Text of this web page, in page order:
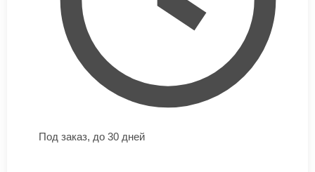
Под заказ, до 30 дней